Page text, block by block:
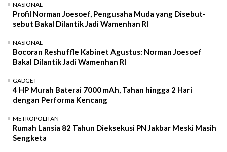
NASIONAL
Profil Norman Joesoef, Pengusaha Muda yang Disebut-
sebut Bakal Dilantik Jadi Wamenhan RI
NASIONAL
Bocoran Reshuffle Kabinet Agustus: Norman Joesoef
Bakal Dilantik Jadi Wamenhan RI
GADGET
4 HP Murah Baterai 7000 mAh, Tahan hingga 2 Hari
dengan Performa Kencang
METROPOLITAN
Rumah Lansia 82 Tahun Dieksekusi PN Jakbar Meski Masih
Sengketa